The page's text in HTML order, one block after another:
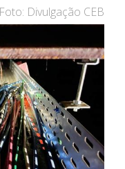
Foto: Divulgação CEB